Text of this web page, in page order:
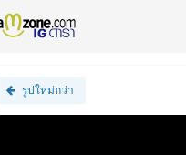
รูปใหม่กว่า